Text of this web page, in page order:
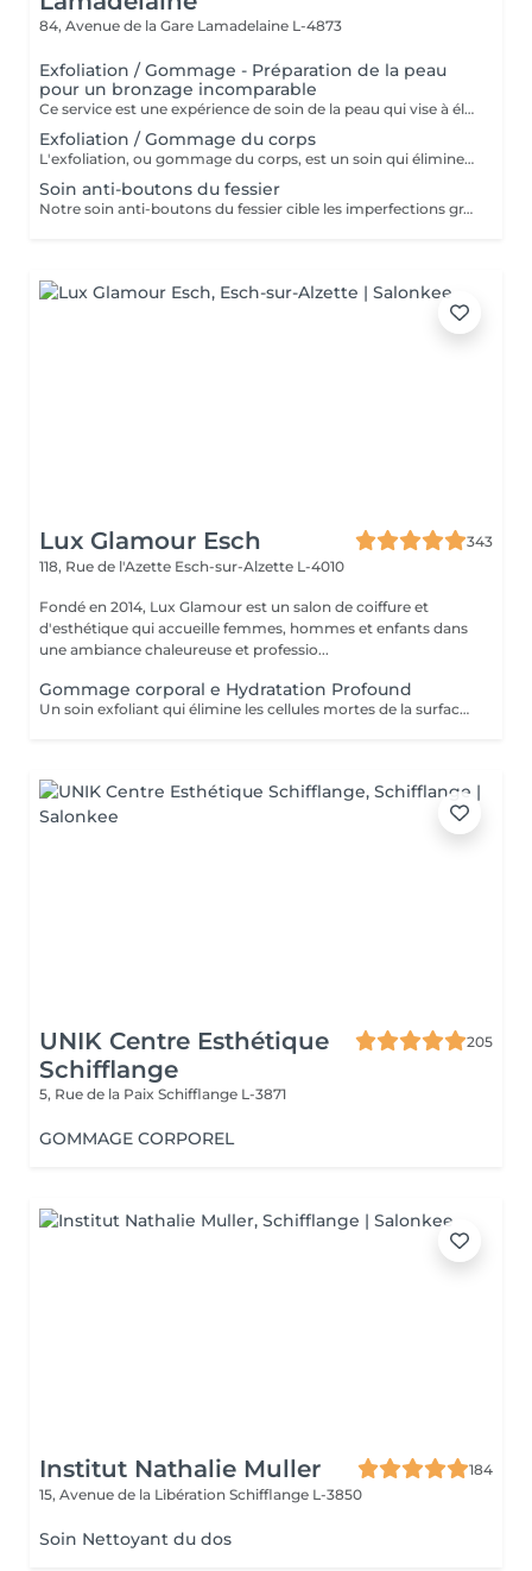
84, Avenue de la Gare Lamadelaine L-4873
Exfoliation / Gommage - Préparation de la peau
pour un bronzage incomparable
Ce service est une expérience de soin de la peau qui vise à éliminer les cellules mortes de la peau, à lisser la texture et à préparer la peau pour d'autres traitements ou pour améliorer son apparence générale. Lors de ce service, un exfoliant doux est appliqué sur la peau, puis massé en douceur pour éliminer les impuretés et les cellules mortes. Le résultat est une peau plus lisse, plus radieuse et plus réceptive aux autres soins de la peau. Ce service est idéal pour maintenir une peau saine et éclatante.
Exfoliation / Gommage du corps
L'exfoliation, ou gommage du corps, est un soin qui élimine les cellules mortes de la peau à l'aide de produits abrasifs ou d'exfoliants chimiques. Ce traitement affine la texture de la peau, la rend plus douce et éclatante, tout en optimisant l'absorption des soins hydratants.
Soin anti-boutons du fessier
Notre soin anti-boutons du fessier cible les imperfections grâce à un nettoyage en profondeur, combiné à l'utilisation de produits exfoliants et antibactériens. Ce soin réduit l'apparition des boutons, apaise la peau et améliore visiblement sa texture
Lux Glamour Esch
343
118, Rue de l'Azette Esch-sur-Alzette L-4010
Fondé en 2014, Lux Glamour est un salon de coiffure et
d'esthétique qui accueille femmes, hommes et enfants dans
une ambiance chaleureuse et professio...
Gommage corporal e Hydratation Profound
Un soin exfoliant qui élimine les cellules mortes de la surface de la peau, favorise le renouvellement cellulaire et prévient les poils incarnés. Ce rituel de beauté laisse la peau plus lisse, douce et visiblement plus saine. Idéal pour retrouver une peau éclatante et soyeuse.
UNIK Centre Esthétique
Schifflange
205
5, Rue de la Paix Schifflange L-3871
GOMMAGE CORPOREL
Institut Nathalie Muller
184
15, Avenue de la Libération Schifflange L-3850
Soin Nettoyant du dos